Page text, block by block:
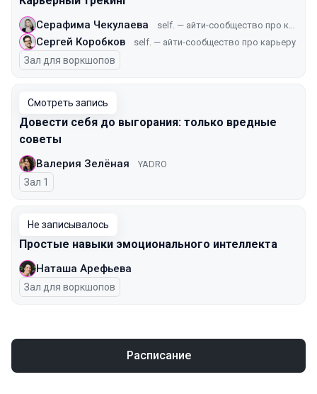
Серафима Чекулаева
Сергей Коробков self. — айти-сообщество про карьеру
Зал для воркшопов
Смотреть запись
Довести себя до выгорания: только вредные
советы
Валерия Зелёная YADRO
Зал 1
Не записывалось
Простые навыки эмоционального интеллекта
Наташа Арефьева
Зал для воркшопов
Расписание